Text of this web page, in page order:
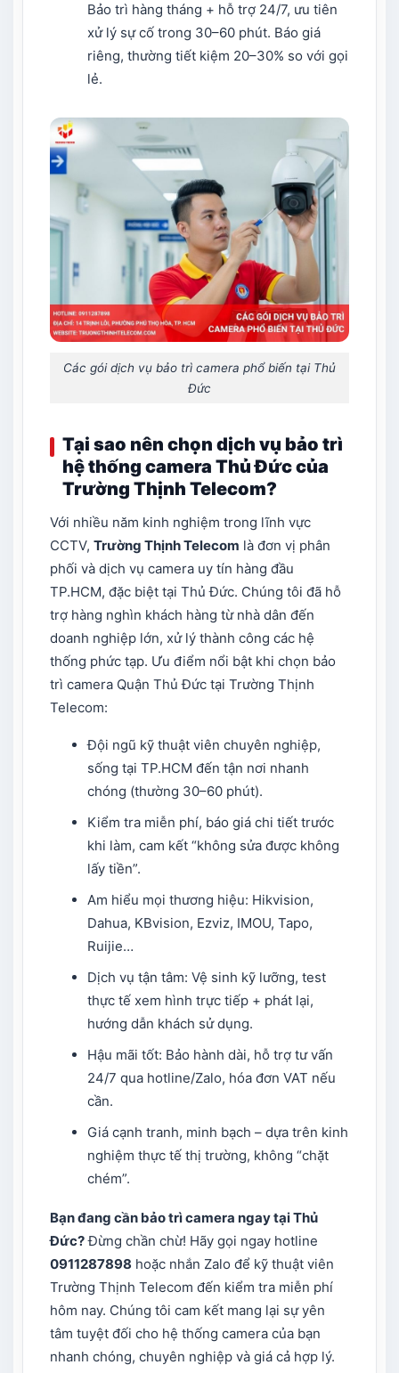
Bảo trì hàng tháng + hỗ trợ 24/7, ưu tiên
xử lý sự cố trong 30–60 phút. Báo giá
riêng, thường tiết kiệm 20–30% so với gọi
lẻ.
Các gói dịch vụ bảo trì camera phổ biến tại Thủ
Đức
Tại sao nên chọn dịch vụ bảo trì
hệ thống camera Thủ Đức của
Trường Thịnh Telecom?
Với nhiều năm kinh nghiệm trong lĩnh vực
CCTV, Trường Thịnh Telecom là đơn vị phân
phối và dịch vụ camera uy tín hàng đầu
TP.HCM, đặc biệt tại Thủ Đức. Chúng tôi đã hỗ
trợ hàng nghìn khách hàng từ nhà dân đến
doanh nghiệp lớn, xử lý thành công các hệ
thống phức tạp. Ưu điểm nổi bật khi chọn bảo
trì camera Quận Thủ Đức tại Trường Thịnh
Telecom:
Đội ngũ kỹ thuật viên chuyên nghiệp,
sống tại TP.HCM đến tận nơi nhanh
chóng (thường 30–60 phút).
Kiểm tra miễn phí, báo giá chi tiết trước
khi làm, cam kết “không sửa được không
lấy tiền”.
Am hiểu mọi thương hiệu: Hikvision,
Dahua, KBvision, Ezviz, IMOU, Tapo,
Ruijie…
Dịch vụ tận tâm: Vệ sinh kỹ lưỡng, test
thực tế xem hình trực tiếp + phát lại,
hướng dẫn khách sử dụng.
Hậu mãi tốt: Bảo hành dài, hỗ trợ tư vấn
24/7 qua hotline/Zalo, hóa đơn VAT nếu
cần.
Giá cạnh tranh, minh bạch – dựa trên kinh
nghiệm thực tế thị trường, không “chặt
chém”.
Bạn đang cần bảo trì camera ngay tại Thủ
Đức?Đừng chần chừ! Hãy gọi ngay hotline
0911287898 hoặc nhắn Zalo để kỹ thuật viên
Trường Thịnh Telecom đến kiểm tra miễn phí
hôm nay. Chúng tôi cam kết mang lại sự yên
tâm tuyệt đối cho hệ thống camera của bạn
nhanh chóng, chuyên nghiệp và giá cả hợp lý.